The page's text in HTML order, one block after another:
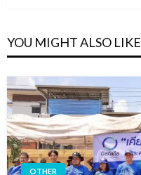
YOU MIGHT ALSO LIKE
OTHER